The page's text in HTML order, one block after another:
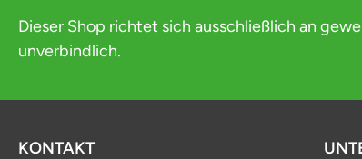
Dieser Shop richtet sich ausschließlich an
unverbindlich.
KONTAKT